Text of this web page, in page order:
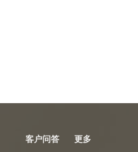
客户问答 更多